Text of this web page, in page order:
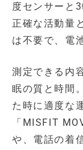
度センサーと
正確な活動量
は不要で、電
測定できる内
眠の質と時間
た時に適度な
「MISFIT
や、電話の着